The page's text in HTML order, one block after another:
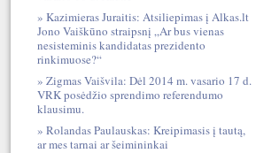
Kazimieras Juraitis: Atsiliepimas į Alkas.lt
Jono Vaiškūno straipsnį „Ar bus vienas
nesisteminis kandidatas prezidento
rinkimuose?“
Zigmas Vaišvila: Dėl 2014 m. vasario 17 d.
VRK posėdžio sprendimo referendumo
klausimu.
Rolandas Paulauskas: Kreipimasis į tautą,
ar mes tarnai ar šeimininkai